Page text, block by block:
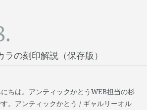
ラの刻印解説（保存版）
ちは。アンティックかとうWEB担当の杉
。アンティックかとう / ギャルリーオル